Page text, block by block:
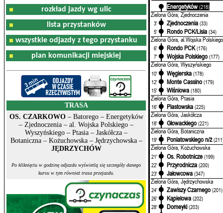
rozkład jazdy wg ulic
lista przystanków
wszystkie odjazdy z tego przystanku
plan komunikacji miejskiej
TRASA
OS. CZARKOWO– Batorego – Energetyków
– Zjednoczenia – al. Wojska Polskiego –
Wyszyńskiego – Ptasia – Jaskółcza –
Botaniczna – Kożuchowska – Jędrzychowska –
JĘDRZYCHÓW
Po kliknięciu w godzinę odjazdu wyświetlą się szczegóły danego
kursu w tym również trasa przejazdu.
Energetyków (218)
Zielona Góra, Zjednoczenia
3' Zjednoczenia (33)
5'
Rondo PCK/Lisia (34)
Zielona Góra, al.Wojska Polskiego
6' Rondo PCK (176)
7'
Wojska Polskiego (177)
Zielona Góra, Wyszyńskiego
10' Węgierska (178)
12'
Monte Cassino (179)
15'
Wiśniowa (180)
Zielona Góra, Ptasia
16' Piastowska (225)
Zielona Góra, Jaskółcza
18' Głowackiego (221)
Zielona Góra, Botaniczna
19' Poniatowskiego n/ż
Zielona Góra, Kożuchowska
21' Os. Robotnicze (199)
22'
Przyrodnicza (200)
23'
Jałowcowa (347)
Zielona Góra, Jędrzychowska
24' Zawiszy Czarnego (201)
26'
Kąpielowa (202)
28'
Domeyki (203)